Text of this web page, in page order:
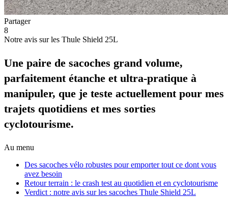
Partager
8
Notre avis sur les Thule Shield 25L
Une paire de sacoches grand volume,
parfaitement étanche et ultra-pratique à
manipuler, que je teste actuellement pour mes
trajets quotidiens et mes sorties
cyclotourisme.
Au menu
Des sacoches vélo robustes pour emporter tout ce dont vous
avez besoin
Retour terrain : le crash test au quotidien et en cyclotourisme
Verdict : notre avis sur les sacoches Thule Shield 25L